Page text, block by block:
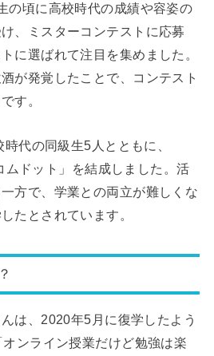
の頃に高校時代の成績や容姿の
、ミスターコンテストに応募
に選ばれて注目を集めました。
が発覚したことで、コンテスト
す。
代の同級生5人とともに、
ムドット」を結成しました。活
方で、学業との両立が難しくな
たとされています。
は、2020年5月に復学したよう
ンライン授業だけど勉強は楽